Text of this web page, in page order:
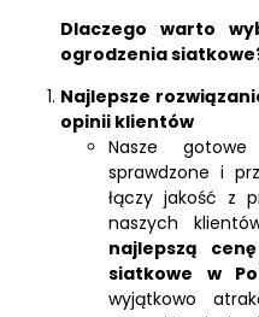
Dlaczego warto
ogrodzenia
Najlepsze
opinii klientów
Nasze
sprawdzone i
łączy jakość z
naszych
najlepszą
siatkowe w
wyjątkowo